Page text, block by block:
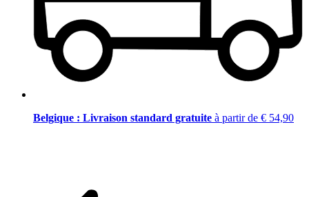
Belgique : Livraison standard gratuite à partir de € 54,90